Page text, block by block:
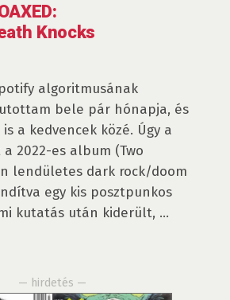
Knocks
algoritmusának
bele pár hónapja, és
a kedvencek közé. Úgy a
a 2022-es album (Two
lendületes dark rock/doom
egy kis posztpunkos
kutatás után kiderült, ...
— hirdetés —